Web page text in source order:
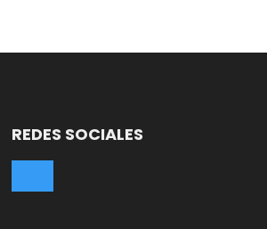
REDES SOCIALES